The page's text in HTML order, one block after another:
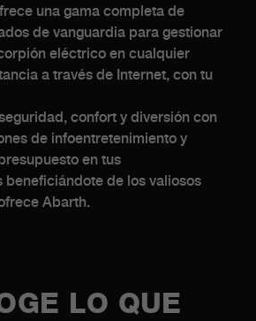
una gama completa de
de vanguardia para gestionar
eléctrico en cualquier
a través de Internet, con tu
confort y diversión con
de infoentretenimiento y
en tus
beneficiándote de los valiosos
Abarth.
LO QUE